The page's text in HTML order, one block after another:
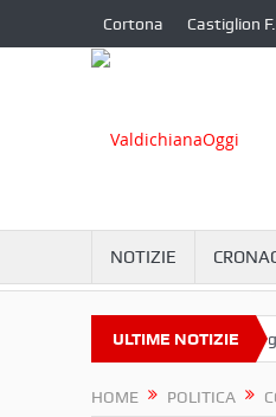
Cortona Castiglion
NOTIZIE
ULTIME NOTIZIE
a Camucia? Omaggio a
HOME POLITICA